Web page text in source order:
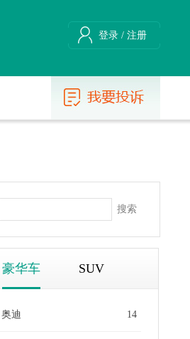
登录 / 注册
搜索
豪华车 SUV
14
奥迪